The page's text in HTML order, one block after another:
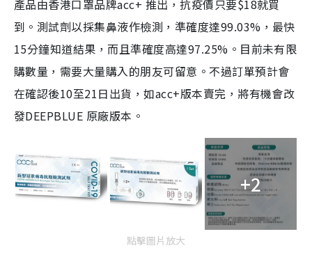
產品由香港口罩品牌acc+ 推出，抗疫價只要$18就買
到。測試劑以採集鼻液作檢測，準確度達99.03%，最快
15分鐘知道結果，而且準確度高達97.25%。目前未有限
購數量，需要大量購入的朋友可留意。不過訂單預計會
在確認後10至21日出貨，如acc+版本賣完，將有機會改
發DEEPBLUE 原廠版本。
+2
點擊圖片放大